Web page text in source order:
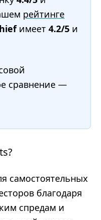
рейтинге
имеет 4.2/5 и
сравнение —
самостоятельных
благодаря
спредам и